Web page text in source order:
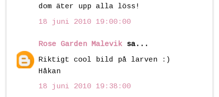
dom äter upp alla löss!
18 juni 2010 19:00:00
Rose Garden Malevik sa...
Riktigt cool bild på larven :)
Håkan
18 juni 2010 19:38:00